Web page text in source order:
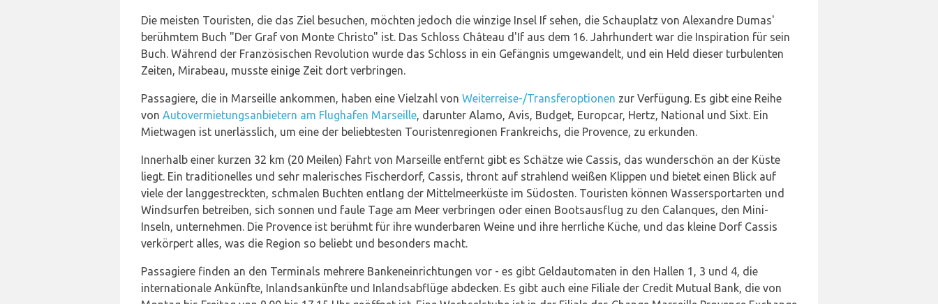
Die meisten Touristen, die das Ziel besuchen, möchten jedoch die winzige Insel If sehen, die Schauplatz von Alexandre Dumas'
berühmtem Buch "Der Graf von Monte Christo" ist. Das Schloss Château d'If aus dem 16. Jahrhundert war die Inspiration für sein
Buch. Während der Französischen Revolution wurde das Schloss in ein Gefängnis umgewandelt, und ein Held dieser turbulenten
Zeiten, Mirabeau, musste einige Zeit dort verbringen.
Passagiere, die in Marseille ankommen, haben eine Vielzahl von Weiterreise-/Transferoptionen zur Verfügung. Es gibt eine Reihe
von Autovermietungsanbietern am Flughafen Marseille, darunter Alamo, Avis, Budget, Europcar, Hertz, National und Sixt. Ein
Mietwagen ist unerlässlich, um eine der beliebtesten Touristenregionen Frankreichs, die Provence, zu erkunden.
Innerhalb einer kurzen 32 km (20 Meilen) Fahrt von Marseille entfernt gibt es Schätze wie Cassis, das wunderschön an der Küste
liegt. Ein traditionelles und sehr malerisches Fischerdorf, Cassis, thront auf strahlend weißen Klippen und bietet einen Blick auf
viele der langgestreckten, schmalen Buchten entlang der Mittelmeerküste im Südosten. Touristen können Wassersportarten und
Windsurfen betreiben, sich sonnen und faule Tage am Meer verbringen oder einen Bootsausflug zu den Calanques, den Mini-
Inseln, unternehmen. Die Provence ist berühmt für ihre wunderbaren Weine und ihre herrliche Küche, und das kleine Dorf Cassis
verkörpert alles, was die Region so beliebt und besonders macht.
Passagiere finden an den Terminals mehrere Bankeneinrichtungen vor - es gibt Geldautomaten in den Hallen 1, 3 und 4, die
internationale Ankünfte, Inlandsankünfte und Inlandsabflüge abdecken. Es gibt auch eine Filiale der Credit Mutual Bank, die von